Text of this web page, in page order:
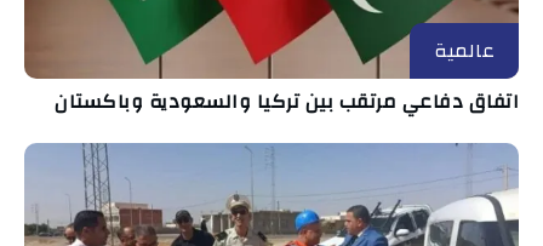
عالمية
اتفاق دفاعي مرتقب بين تركيا والسعودية وباكستان